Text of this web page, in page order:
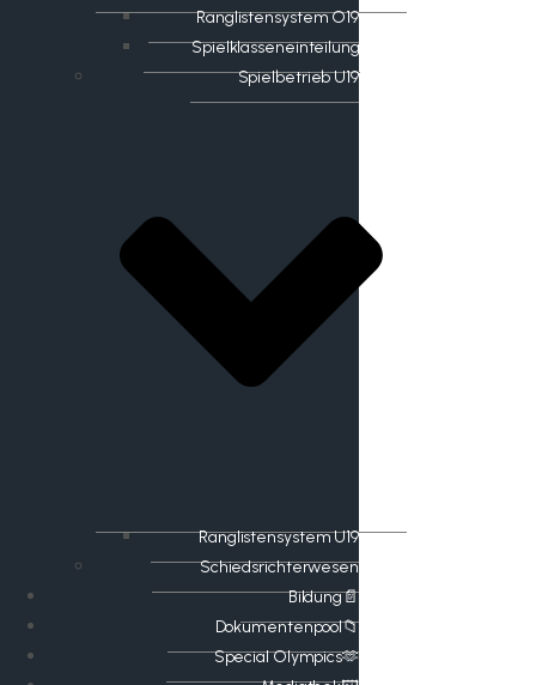
Ranglistensystem O19
Spielklasseneinteilung
Spielbetrieb U19
Ranglistensystem U19
Schiedsrichterwesen
Bildung📄
Dokumentenpool📁
​​Special Olympics🫶